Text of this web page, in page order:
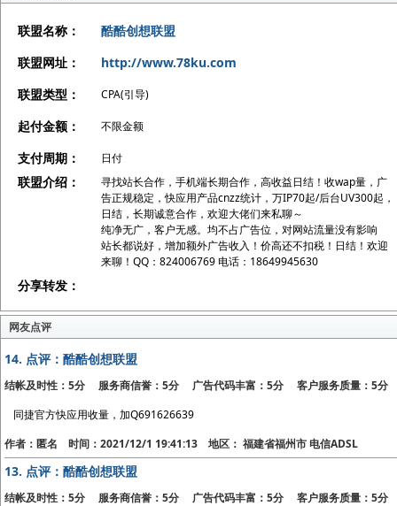
联盟名称：
酷酷创想联盟
联盟网址：
http://www.78ku.com
联盟类型：
CPA(引导)
起付金额： 不限金额
支付周期： 日付
联盟介绍：
寻找站长合作，手机端长期合作，高收益日结！收wap量，广
告正规稳定，快应用产品cnzz统计，万IP70起/后台UV300起，
日结，长期诚意合作，欢迎大佬们来私聊～
纯净无广，客户无感。均不占广告位，对网站流量没有影响
站长都说好，增加额外广告收入！价高还不扣税！日结！欢迎
来聊！QQ：824006769 电话：18649945630
分享转发：
网友点评
14. 点评：酷酷创想联盟
结帐及时性：5分 服务商信誉：5分 广告代码丰富：5分 客户服务质量：5分
同捷官方快应用收量，加Q691626639
作者：匿名 时间：2021/12/1 19:41:13 地区： 福建省福州市 电信ADSL
13. 点评：酷酷创想联盟
结帐及时性：5分 服务商信誉：5分 广告代码丰富：5分 客户服务质量：5分